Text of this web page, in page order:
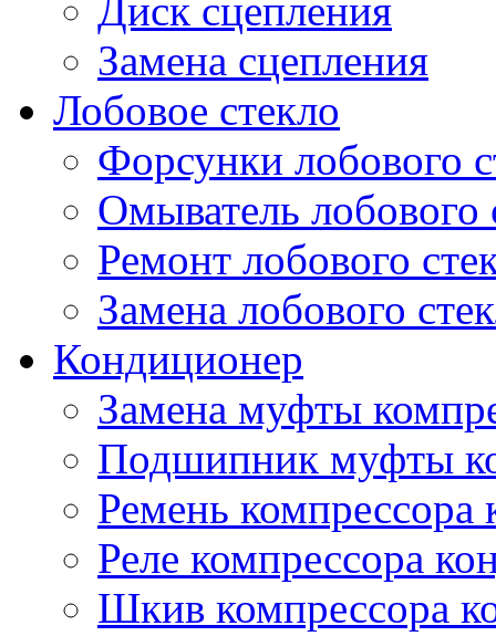
Диск сцепления
Замена сцепления
Лобовое стекло
Форсунки лобового
Омыватель лобового
Ремонт лобового
Замена лобового
Кондиционер
Замена муфты
Подшипник муфты
Ремень компрессора
Реле компрессора
Шкив компрессора